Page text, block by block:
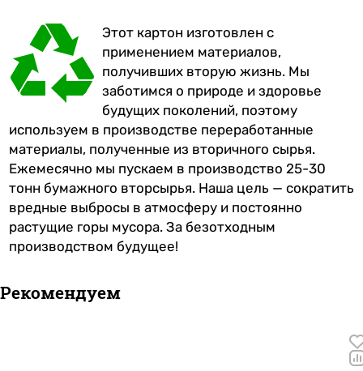
Этот картон изготовлен с
применением материалов,
получивших вторую жизнь. Мы
заботимся о природе и здоровье
будущих поколений, поэтому
используем в производстве переработанные
материалы, полученные из вторичного сырья.
Ежемесячно мы пускаем в производство 25-30
тонн бумажного вторсырья. Наша цель — сократить
вредные выбросы в атмосферу и постоянно
растущие горы мусора. За безотходным
производством будущее!
Рекомендуем